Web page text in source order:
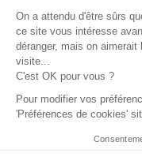
On a attendu d'être sûrs
ce site vous intéresse
déranger, mais on
visite...
C'est OK pour vous ?
Pour modifier vos
'Préférences de cookies'
En m'abonnant